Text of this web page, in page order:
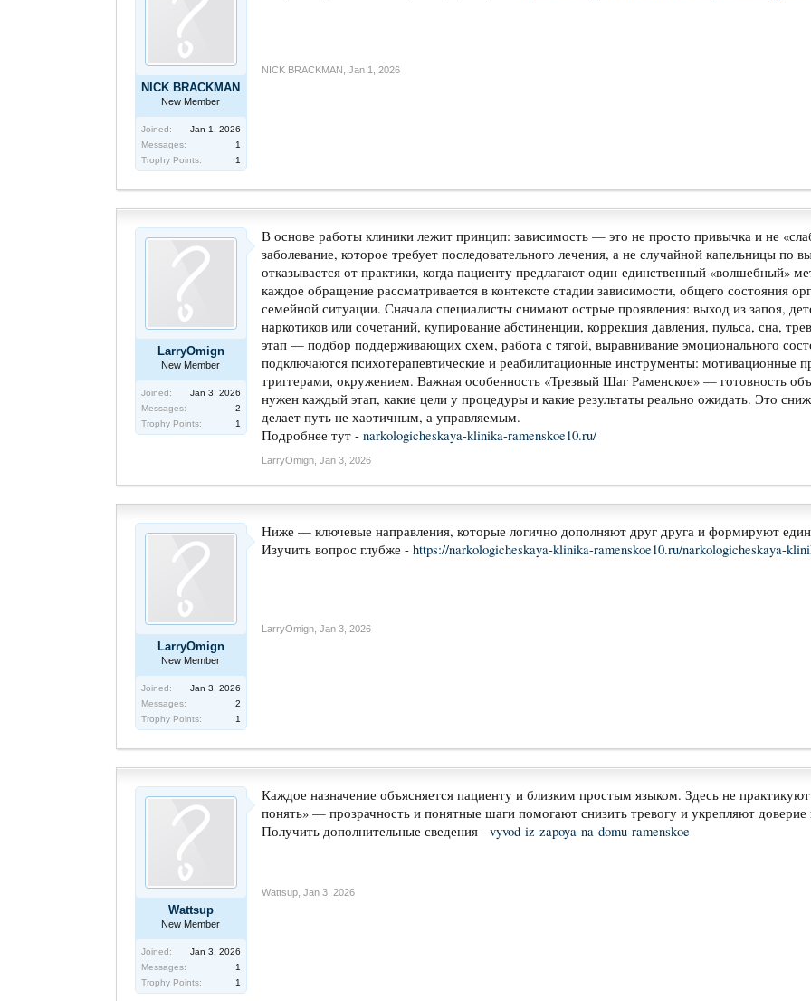
NICK BRACKMAN
New Member
Joined:
Jan 1, 2026
Messages:
1
Trophy Points:
1
NICK BRACKMAN Jan 1, 2026
LarryOmign
New Member
Joined:
Jan 3, 2026
Messages:
2
Trophy Points:
1
В основе работы клиники лежит принцип: зависимость — это не просто привычка и не
заболевание, которое требует последовательного лечения, а не случайной капельницы по
отказывается от практики, когда пациенту предлагают один-единственный «волшебный»
каждое обращение рассматривается в контексте стадии зависимости, общего состояния
семейной ситуации. Сначала специалисты снимают острые проявления: выход из запоя,
наркотиков или сочетаний, купирование абстиненции, коррекция давления, пульса, сна,
этап — подбор поддерживающих схем, работа с тягой, выравнивание эмоционального
подключаются психотерапевтические и реабилитационные инструменты: мотивационные
триггерами, окружением. Важная особенность «Трезвый Шаг Раменское» — готовность
нужен каждый этап, какие цели у процедуры и какие результаты реально ожидать. Это
делает путь не хаотичным, а управляемым.
Подробнее тут - narkologicheskaya-klinika-ramenskoe10.ru/
LarryOmign, Jan 3, 2026
LarryOmign
New Member
Joined:
Jan 3, 2026
Messages:
2
Trophy Points:
1
Ниже — ключевые направления, которые логично дополняют друг друга и формируют
Изучить вопрос глубже - https://narkologicheskaya-klinika-ramenskoe10.ru/narkologicheskaya-
LarryOmign, Jan 3, 2026
Wattsup
New Member
Joined:
Jan 3, 2026
Messages:
1
Trophy Points:
1
Каждое назначение объясняется пациенту и близким простым языком. Здесь не
понять» — прозрачность и понятные шаги помогают снизить тревогу и укрепляют доверие
Получить дополнительные сведения - vyvod-iz-zapoya-na-domu-ramenskoe
Wattsup, Jan 3, 2026